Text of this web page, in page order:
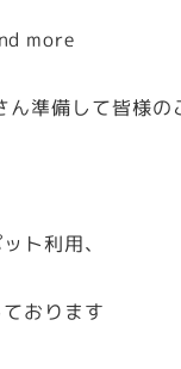
more
ん準備して皆様の
ト利用、
おります